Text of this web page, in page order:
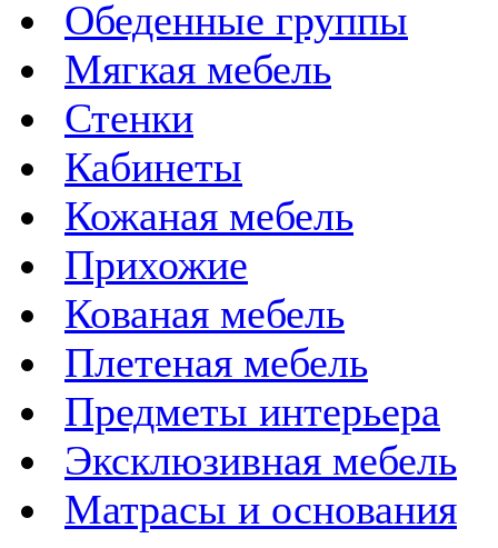
Обеденные группы
Мягкая мебель
Стенки
Кабинеты
Кожаная мебель
Прихожие
Кованая мебель
Плетеная мебель
Предметы интерьера
Эксклюзивная мебель
Матрасы и основания